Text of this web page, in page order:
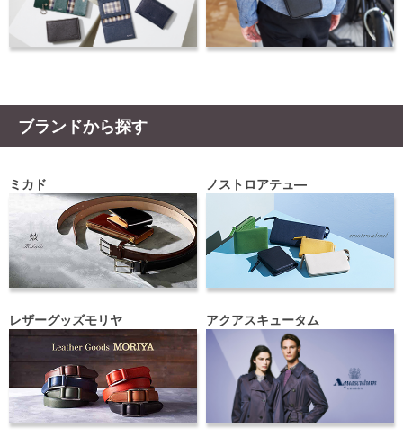
ブランドから探す
ミカド ノストロアテュ―
レザーグッズモリヤ アクアスキュータム